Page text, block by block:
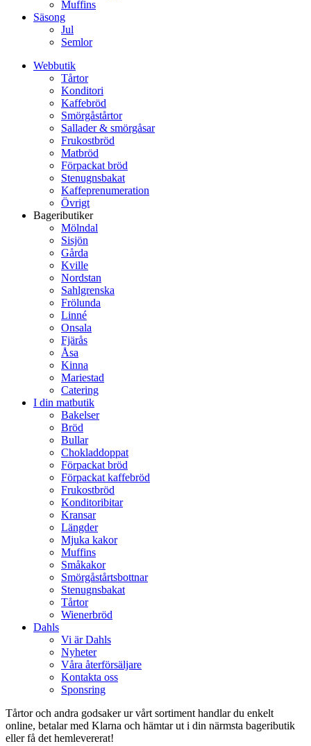
Muffins
Säsong
Jul
Semlor
Webbutik
Tårtor
Konditori
Kaffebröd
Smörgåstårtor
Sallader & smörgåsar
Frukostbröd
Matbröd
Förpackat bröd
Stenugnsbakat
Kaffeprenumeration
Övrigt
Bageributiker
Mölndal
Sisjön
Gårda
Kville
Nordstan
Sahlgrenska
Frölunda
Linné
Onsala
Fjärås
Åsa
Kinna
Mariestad
Catering
I din matbutik
Bakelser
Bröd
Bullar
Chokladdoppat
Förpackat bröd
Förpackat kaffebröd
Frukostbröd
Konditoribitar
Kransar
Längder
Mjuka kakor
Muffins
Småkakor
Smörgåstårtsbottnar
Stenugnsbakat
Tårtor
Wienerbröd
Dahls
Vi är Dahls
Nyheter
Våra återförsäljare
Kontakta oss
Sponsring
Tårtor och andra godsaker ur vårt sortiment handlar du enkelt
online, betalar med Klarna och hämtar ut i din närmsta bageributik
eller få det hemlevererat!